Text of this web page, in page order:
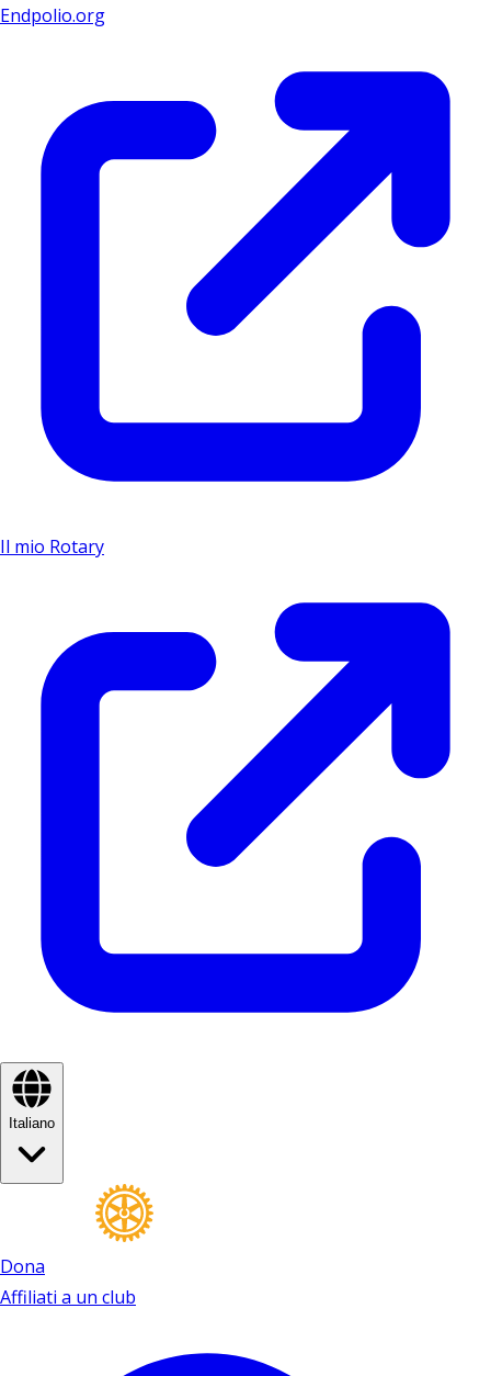
Endpolio.org
Il mio Rotary
Italiano
Dona
Affiliati a un club